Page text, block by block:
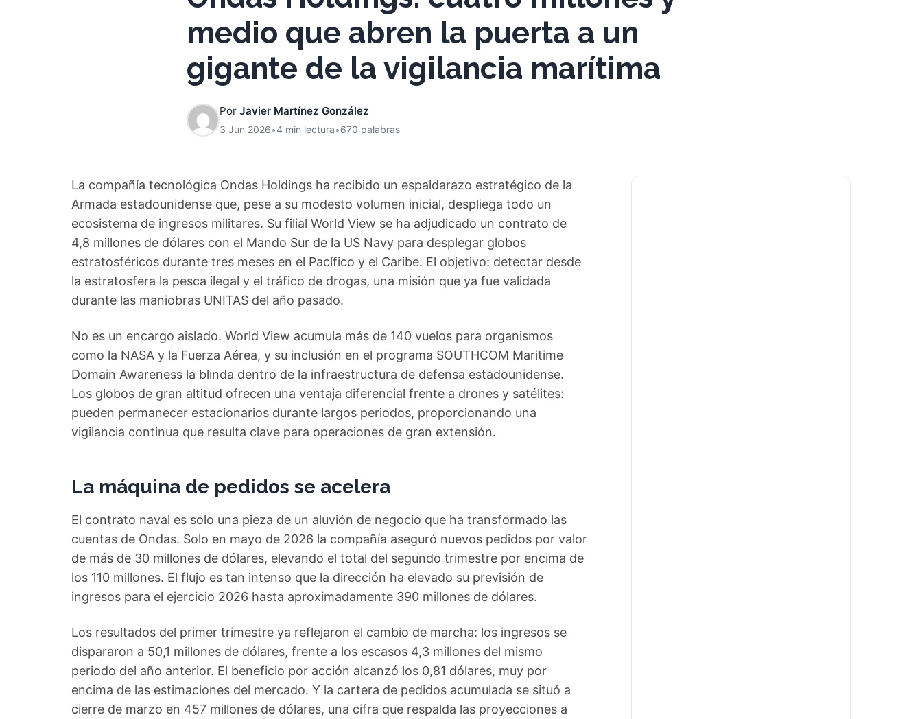
medio que abren la puerta a un
gigante de la vigilancia marítima
Por Javier Martínez González
3 Jun 2026•4 min lectura•670 palabras
La compañía tecnológica Ondas Holdings ha recibido un espaldarazo estratégico de la
Armada estadounidense que, pese a su modesto volumen inicial, despliega todo un
ecosistema de ingresos militares. Su filial World View se ha adjudicado un contrato de
4,8 millones de dólares con el Mando Sur de la US Navy para desplegar globos
estratosféricos durante tres meses en el Pacífico y el Caribe. El objetivo: detectar desde
la estratosfera la pesca ilegal y el tráfico de drogas, una misión que ya fue validada
durante las maniobras UNITAS del año pasado.
No es un encargo aislado. World View acumula más de 140 vuelos para organismos
como la NASA y la Fuerza Aérea, y su inclusión en el programa SOUTHCOM Maritime
Domain Awareness la blinda dentro de la infraestructura de defensa estadounidense.
Los globos de gran altitud ofrecen una ventaja diferencial frente a drones y satélites:
pueden permanecer estacionarios durante largos periodos, proporcionando una
vigilancia continua que resulta clave para operaciones de gran extensión.
La máquina de pedidos se acelera
El contrato naval es solo una pieza de un aluvión de negocio que ha transformado las
cuentas de Ondas. Solo en mayo de 2026 la compañía aseguró nuevos pedidos por valor
de más de 30 millones de dólares, elevando el total del segundo trimestre por encima de
los 110 millones. El flujo es tan intenso que la dirección ha elevado su previsión de
ingresos para el ejercicio 2026 hasta aproximadamente 390 millones de dólares.
Los resultados del primer trimestre ya reflejaron el cambio de marcha: los ingresos se
dispararon a 50,1 millones de dólares, frente a los escasos 4,3 millones del mismo
periodo del año anterior. El beneficio por acción alcanzó los 0,81 dólares, muy por
encima de las estimaciones del mercado. Y la cartera de pedidos acumulada se situó a
cierre de marzo en 457 millones de dólares, una cifra que respalda las proyecciones a